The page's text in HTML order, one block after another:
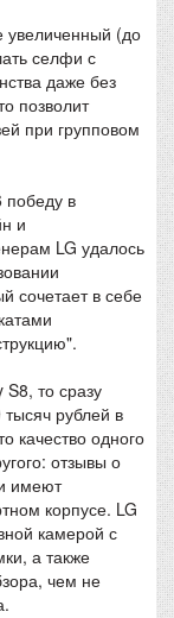
увеличенный (до
селфи с
даже без
позволит
при групповом
победу в
и
LG удалось
сочетает в себе
то сразу
рублей в
качество одного
отзывы о
имеют
корпусе. LG
камерой с
а также
чем не